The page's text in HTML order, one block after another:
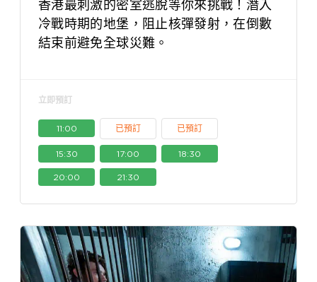
香港最刺激的密室逃脫等你來挑戰！潛入
冷戰時期的地堡，阻止核彈發射，在倒數
結束前避免全球災難。
立即預訂
11:00 已預訂 已預訂
15:30 17:00 18:30
20:00 21:30